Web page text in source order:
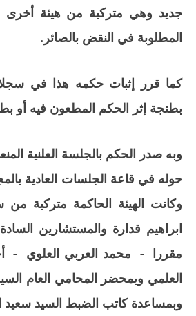
جديد وهي متركبة من هيئة أخرى
المطلوبة في النقض بالصائر.
كما قرر إثبات حكمه هذا في
بطنجة إثر الحكم المطعون فيه أو
وبه صدر الحكم بالجلسة العلنية
حوله في قاعة الجلسات العادية
وكانت الهيئة الحاكمة متركبة من
ابراهيم قدارة والمستشارين
مقررا - محمد العربي العلوي -
العلمي وبمحضر المحامي العام
وبمساعدة كاتب الضبط السيد سعيد